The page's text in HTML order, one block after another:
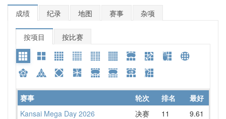
成绩 纪录 地图 赛事 杂项
按项目 按比赛
赛事 轮次 排名 最好
Kansai Mega Day 2026
决赛 11 9.61